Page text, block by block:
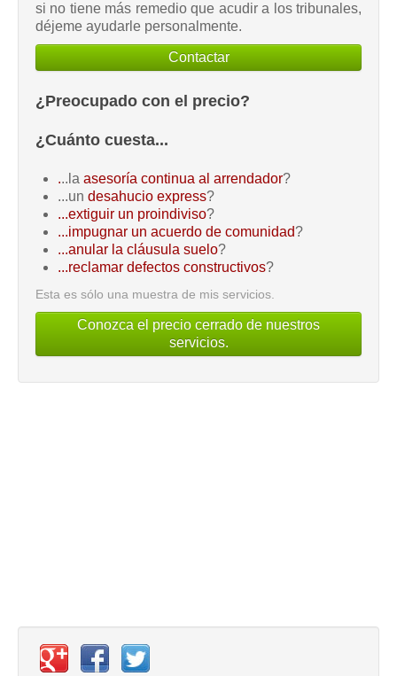
si no tiene más remedio que acudir a los tribunales,
déjeme ayudarle personalmente.
Contactar
¿Preocupado con el precio?
¿Cuánto cuesta...
...la asesoría continua al arrendador?
...un desahucio express?
...extiguir un proindiviso?
...impugnar un acuerdo de comunidad?
...anular la cláusula suelo?
...reclamar defectos constructivos?
Esta es sólo una muestra de mis servicios.
Conozca el precio cerrado de nuestros
servicios.